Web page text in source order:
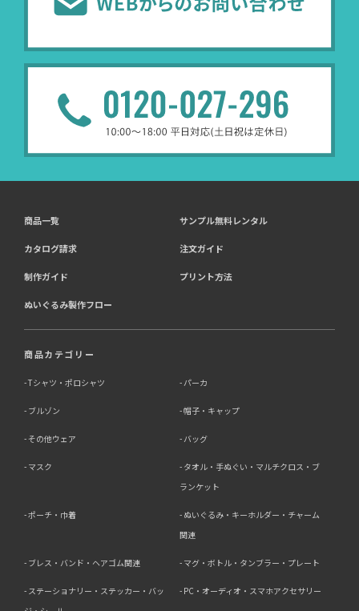
商品一覧 サンプル無料レンタル
カタログ請求 注文ガイド
制作ガイド プリント方法
ぬいぐるみ製作フロー
商品カテゴリー
Tシャツ・ポロシャツ パーカ
ブルゾン 帽子・キャップ
その他ウェア バッグ
マスク
タオル・手ぬぐい・マルチクロス・ブ
ランケット
ポーチ・巾着
ぬいぐるみ・キーホルダー・チャーム
関連
ブレス・バンド・ヘアゴム関連 マグ・ボトル・タンブラー・プレート
ステーショナリー・ステッカー・バッ
PC・オーディオ・スマホアクセサリー